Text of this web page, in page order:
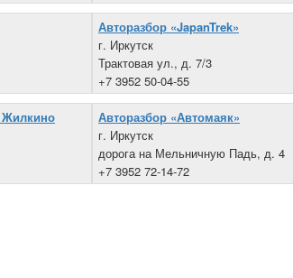
Авторазбор «JapanTrek»
г. Иркутск
Трактовая ул., д. 7/3
+7 3952 50-04-55
Жилкино
Авторазбор «Автомаяк»
г. Иркутск
дорога на Мельничную Падь, д. 4
+7 3952 72-14-72